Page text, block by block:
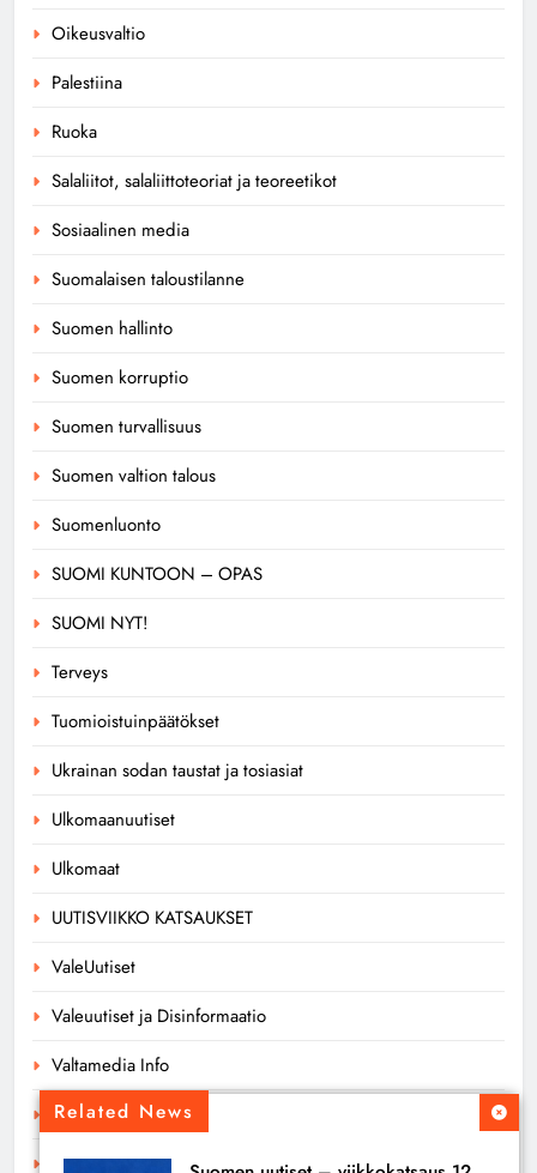
Related News
Oikeusvaltio
Palestiina
Ruoka
Salaliitot, salaliittoteoriat ja teoreetikot
Sosiaalinen media
Suomalaisen taloustilanne
Suomen hallinto
Suomen korruptio
Suomen turvallisuus
Suomen valtion talous
Suomenluonto
SUOMI KUNTOON – OPAS
SUOMI NYT!
Terveys
Tuomioistuinpäätökset
Ukrainan sodan taustat ja tosiasiat
Ulkomaanuutiset
Ulkomaat
UUTISVIIKKO KATSAUKSET
ValeUutiset
Valeuutiset ja Disinformaatio
Valtamedia Info
Valtamedia Tiedottaa
Verotus